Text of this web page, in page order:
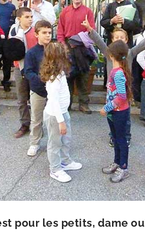
pour les petits, dame